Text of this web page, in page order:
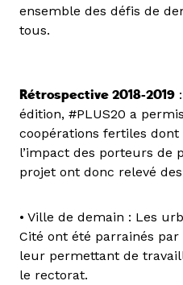
ensemble des défis de
tous.
Rétrospective 2018-2019
édition, #PLUS20 a
coopérations fertiles dont
l’impact des porteurs de
projet ont donc relevé
• Ville de demain : Les
Cité ont été parrainés
leur permettant de
le rectorat.